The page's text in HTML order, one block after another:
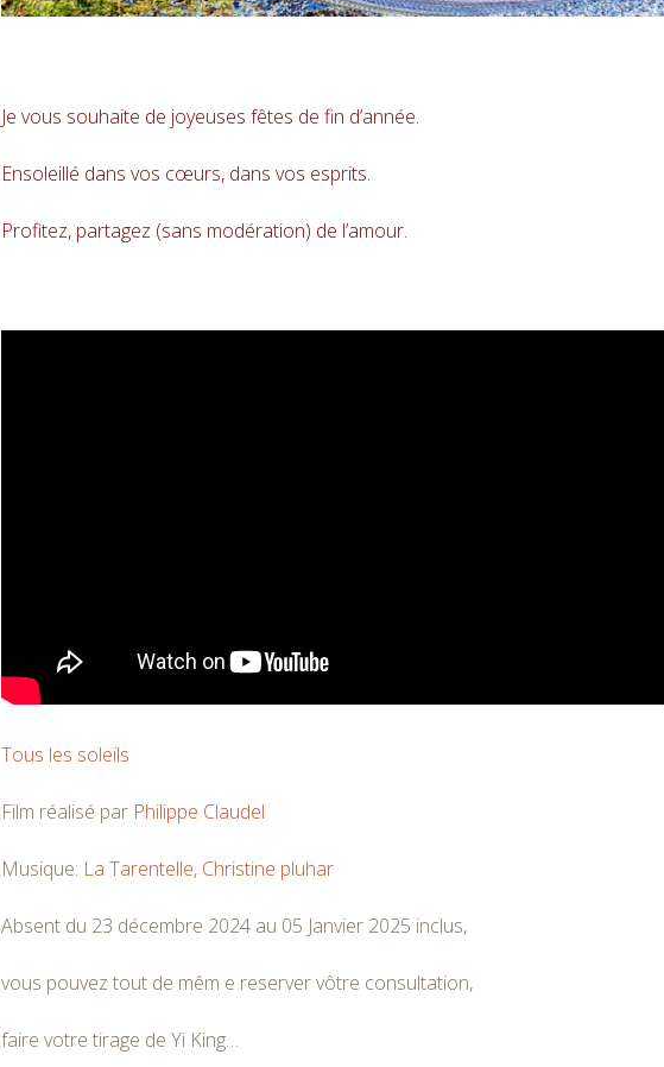
Je vous souhaite de joyeuses fêtes de fin d’année.
Ensoleillé dans vos cœurs, dans vos esprits.
Profitez, partagez (sans modération) de l’amour.
Tous les soleils
Film réalisé par Philippe Claudel
Musique: La Tarentelle, Christine pluhar
Absent du 23 décembre 2024 au 05 Janvier 2025 inclus,
vous pouvez tout de mêm e reserver vôtre consultation,
faire votre tirage de Yi King…